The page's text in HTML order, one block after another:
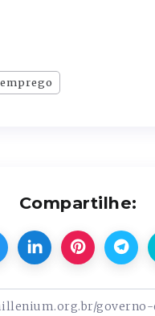
Compartilhe: